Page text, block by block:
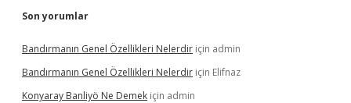
Son yorumlar
Bandırmanın Genel Özellikleri Nelerdir için admin
Bandırmanın Genel Özellikleri Nelerdir için Elifnaz
Konyaray Banliyö Ne Demek için admin